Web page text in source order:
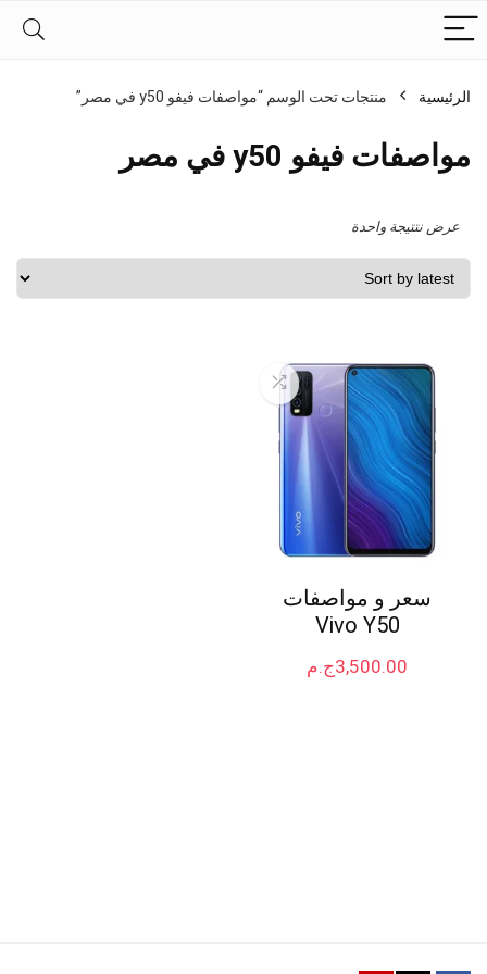
الرئيسية منتجات تحت الوسم “مواصفات فيفو y50 في مصر”
مواصفات فيفو y50 في مصر
عرض نتتيجة واحدة
سعر و مواصفات
Vivo Y50
ج.م3,500.00